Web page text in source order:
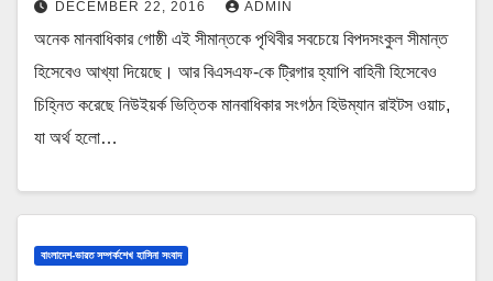
DECEMBER 22, 2016 ADMIN
অনেক মানবাধিকার গোষ্ঠী এই সীমান্তকে পৃথিবীর সবচেয়ে বিপদসংকুল সীমান্ত
হিসেবেও আখ্যা দিয়েছে। আর বিএসএফ-কে ট্রিগার হ্যাপি বাহিনী হিসেবেও
চিহ্নিত করেছে নিউইয়র্ক ভিত্তিক মানবাধিকার সংগঠন হিউম্যান রাইটস ওয়াচ,
যা অর্থ হলো…
বাংলাদেশ-ভারত সম্পর্কশেখ হাসিনা সংবাদ